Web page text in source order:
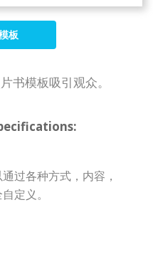
板
书模板吸引观众。
过各种方式，内容，
定义。